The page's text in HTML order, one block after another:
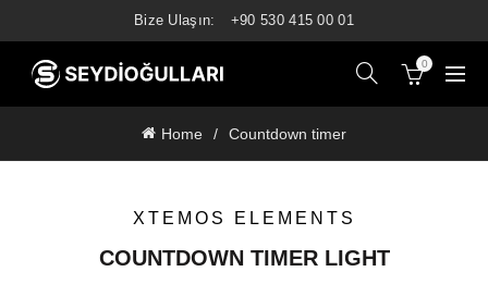
Bize Ulaşın: +90 530 415 00 01
0
Home Countdown timer
XTEMOS ELEMENTS
COUNTDOWN TIMER LIGHT